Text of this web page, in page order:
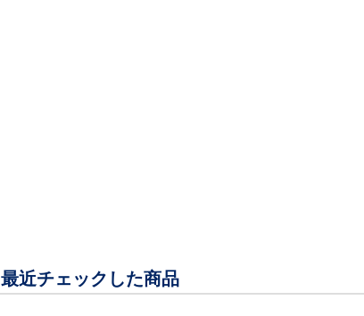
最近チェックした商品